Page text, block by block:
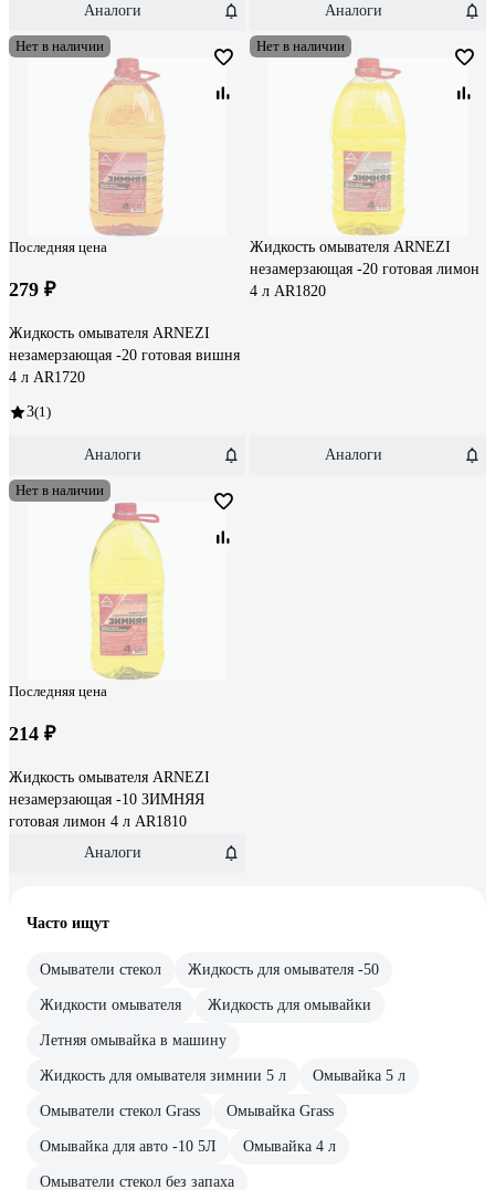
Аналоги Аналоги
Нет в наличии
Последняя цена
279 ₽
Жидкость омывателя ARNEZI
незамерзающая -20 готовая вишня
4 л AR1720
3(1)
Аналоги
Нет в наличии
Жидкость омывателя ARNEZI
незамерзающая -20 готовая лимон
4 л AR1820
Аналоги
Нет в наличии
Последняя цена
214 ₽
Жидкость омывателя ARNEZI
незамерзающая -10 ЗИМНЯЯ
готовая лимон 4 л AR1810
Аналоги
Часто ищут
Омыватели стекол Жидкость для омывателя -50
Жидкости омывателя Жидкость для омывайки
Летняя омывайка в машину
Жидкость для омывателя зимнии 5 л Омывайка 5 л
Омыватели стекол Grass Омывайка Grass
Омывайка для авто -10 5Л Омывайка 4 л
Омыватели стекол без запаха